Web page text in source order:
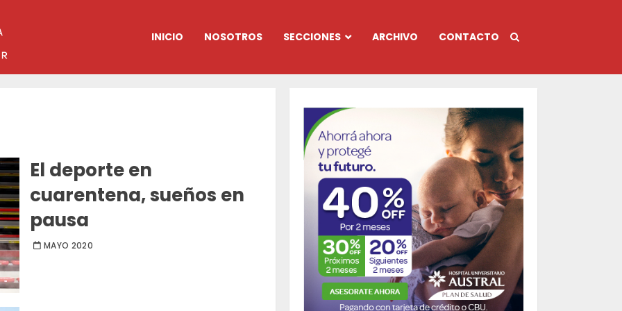
INICIO NOSOTROS SECCIONES ARCHIVO CONTACTO
El deporte en
cuarentena, sueños en
pausa
MAYO 2020